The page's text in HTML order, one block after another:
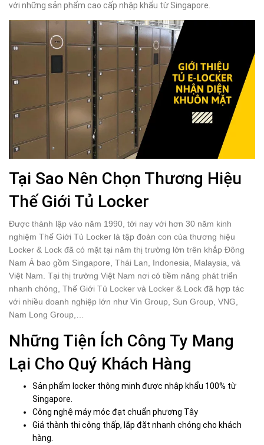
với những sản phẩm cao cấp nhập khẩu từ Singapore.
Tại Sao Nên Chọn Thương Hiệu
Thế Giới Tủ Locker
Được thành lập vào năm 1990, tới nay với hơn 30 năm kinh
nghiệm Thế Giới Tủ Locker là tập đoàn con của thương hiệu
Locker & Lock đã có mặt tại năm thị trường lớn trên khắp Đông
Nam Á bao gồm Singapore, Thái Lan, Indonesia, Malaysia, và
Việt Nam. Tại thị trường Việt Nam nơi có tiềm năng phát triển
nhanh chóng, Thế Giới Tủ Locker và Locker & Lock đã hợp tác
với nhiều doanh nghiệp lớn như Vin Group, Sun Group, VNG,
Nam Long Group,…
Những Tiện Ích Công Ty Mang
Lại Cho Quý Khách Hàng
Sản phẩm locker thông minh được nhập khẩu 100% từ
Singapore.
Công nghệ máy móc đạt chuẩn phương Tây
Giá thành thi công thấp, lắp đặt nhanh chóng cho khách
hàng.